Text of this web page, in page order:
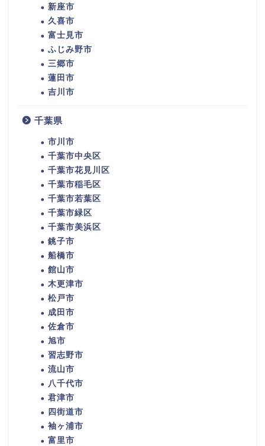
新座市
久喜市
富士見市
ふじみ野市
三郷市
蓮田市
吉川市
千葉県
市川市
千葉市中央区
千葉市花見川区
千葉市稲毛区
千葉市若葉区
千葉市緑区
千葉市美浜区
銚子市
船橋市
館山市
木更津市
松戸市
成田市
佐倉市
旭市
習志野市
流山市
八千代市
君津市
四街道市
袖ヶ浦市
富里市